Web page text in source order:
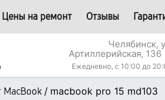
Цены на ремонт Отзывы
Челябинск,
Артиллерийская, 136
Ежедневно, с 10:00 до
MacBook / macbook pro 15 md103